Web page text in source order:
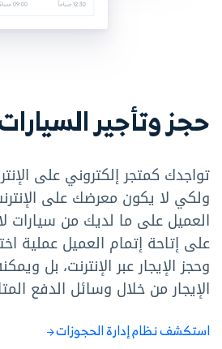
حجز وتأجير
تواجدك كمتجر إلكتروني على
ولكي لا يكون معرضك على
العميل على ما لديك من سيارات
على إتاحة إتمام العميل عملية
وحجز الإيجار عبر الإنترنت، بل
الإيجار من خلال وسائل الدفع
استكشف نظام إدارة الحجوزات